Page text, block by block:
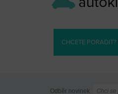
CHCETE PORADIT?
Odběr novinek